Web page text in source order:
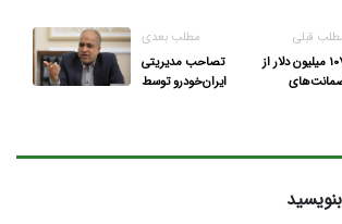
قبلی
۱۰۷ میلیون دلار از
مطلب بعدی
تصاحب مدیریتی
ایران‌خودرو توسط
صنعت خودرو